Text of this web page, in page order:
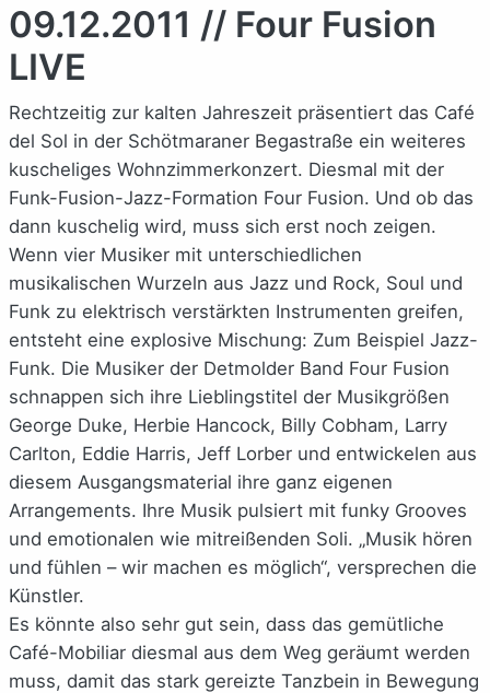
09.12.2011 // Four Fusion
LIVE
Rechtzeitig zur kalten Jahreszeit präsentiert das Café
del Sol in der Schötmaraner Begastraße ein weiteres
kuscheliges Wohnzimmerkonzert. Diesmal mit der
Funk-Fusion-Jazz-Formation Four Fusion. Und ob das
dann kuschelig wird, muss sich erst noch zeigen.
Wenn vier Musiker mit unterschiedlichen
musikalischen Wurzeln aus Jazz und Rock, Soul und
Funk zu elektrisch verstärkten Instrumenten greifen,
entsteht eine explosive Mischung: Zum Beispiel Jazz-
Funk. Die Musiker der Detmolder Band Four Fusion
schnappen sich ihre Lieblingstitel der Musikgrößen
George Duke, Herbie Hancock, Billy Cobham, Larry
Carlton, Eddie Harris, Jeff Lorber und entwickelen aus
diesem Ausgangsmaterial ihre ganz eigenen
Arrangements. Ihre Musik pulsiert mit funky Grooves
und emotionalen wie mitreißenden Soli. „Musik hören
und fühlen – wir machen es möglich“, versprechen die
Künstler.
Es könnte also sehr gut sein, dass das gemütliche
Café-Mobiliar diesmal aus dem Weg geräumt werden
muss, damit das stark gereizte Tanzbein in Bewegung